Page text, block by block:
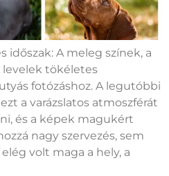
időszak: A meleg színek, a
levelek tökéletes
fotózáshoz. A legutóbbi
a varázslatos atmoszférát
és a képek magukért
nagy szervezés, sem
volt maga a hely, a